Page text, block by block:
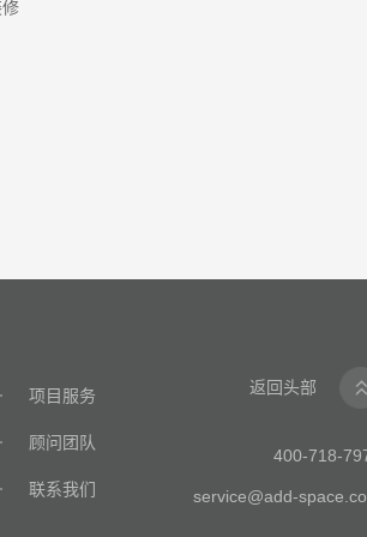
项目服务
顾问团队
联系我们
返回头部
400-718-
service@add-